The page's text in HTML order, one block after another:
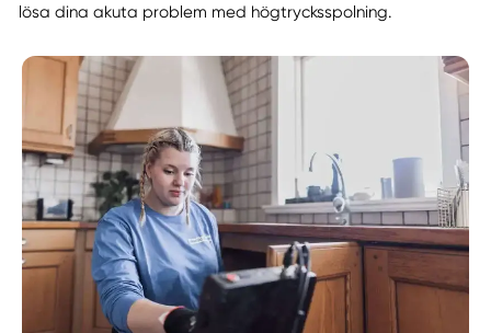
lösa dina akuta problem med högtrycksspolning.